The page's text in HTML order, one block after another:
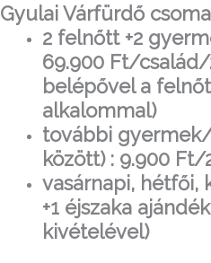
Gyulai Várfürdő
2 felnőtt +2
69.900 Ft/
belépővel a
alkalommal)
további
között) : 9.900 Ft/
vasárnapi, hétfői,
+1 éjszaka
kivételével)